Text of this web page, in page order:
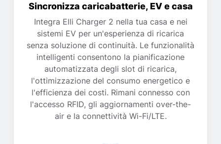
Sincronizza caricabatterie, EV e casa
Integra Elli Charger 2 nella tua casa e nei
sistemi EV per un'esperienza di ricarica
senza soluzione di continuità. Le funzionalità
intelligenti consentono la pianificazione
automatizzata degli slot di ricarica,
l'ottimizzazione del consumo energetico e
l'efficienza dei costi. Rimani connesso con
l'accesso RFID, gli aggiornamenti over-the-
air e la connettività Wi-Fi/LTE.